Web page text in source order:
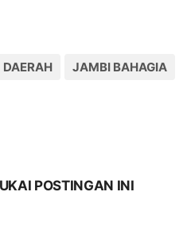
DAERAH
JAMBI BAHAGIA
POSTINGAN INI